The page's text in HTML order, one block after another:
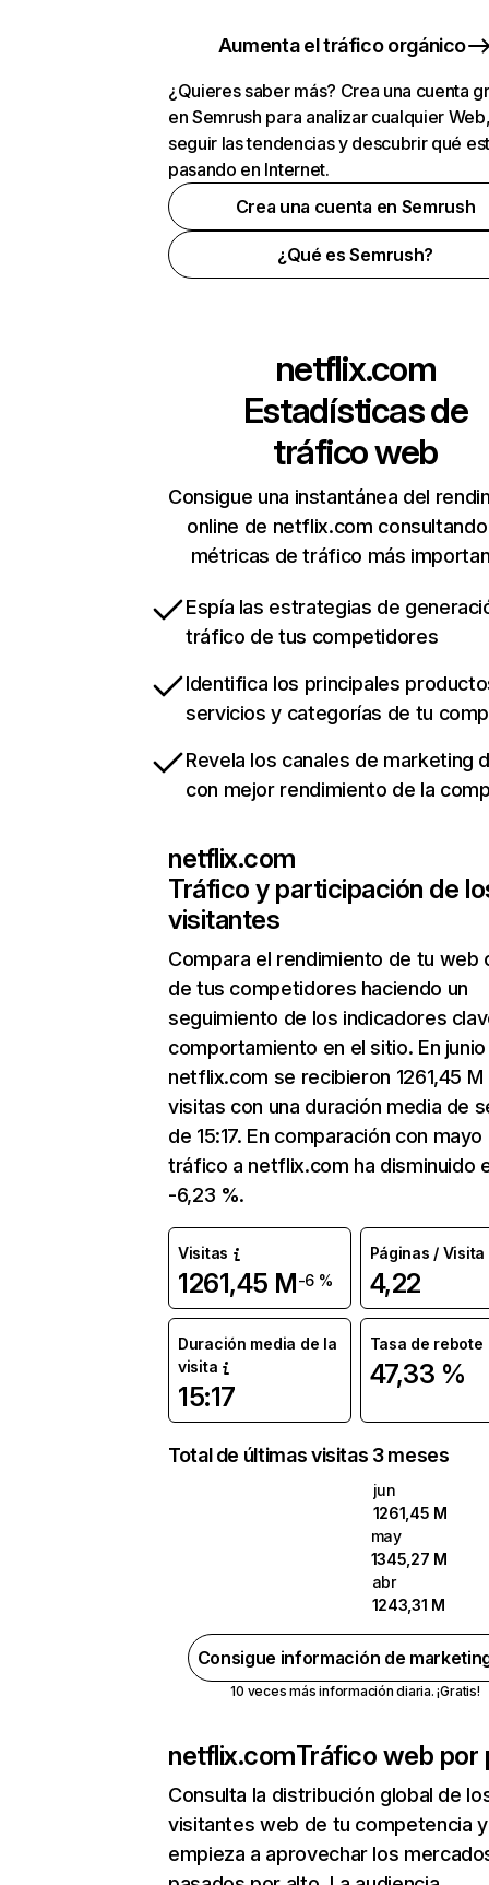
Aumenta el tráfico orgánico
¿Quieres saber más? Crea una cuenta
en Semrush para analizar cualquier
seguir las tendencias y descubrir qué
pasando en Internet.
Crea una cuenta en Semrush
¿Qué es Semrush?
netflix.com
Estadísticas de
tráfico web
Consigue una instantánea del
online de netflix.com
métricas de tráfico más
Espía las estrategias de
tráfico de tus competidores
Identifica los principales
servicios y categorías de tu
Revela los canales de marketing
con mejor rendimiento de la
netflix.com
Tráfico y participación de
visitantes
Compara el rendimiento de tu web
de tus competidores haciendo un
seguimiento de los indicadores
comportamiento en el sitio. En junio
netflix.com se recibieron 1261,45 M
visitas con una duración media de
de 15:17. En comparación con mayo
tráfico a netflix.com ha disminuido
-6,23 %.
Visitas
1261,45 M-6 %
Páginas / Visita
4,22
Duración media de la
visita
15:17
Tasa de rebote
47,33 %
Total de últimas visitas 3 meses
jun
1261,45 M
may
1345,27 M
abr
1243,31 M
Consigue información de
10 veces más información diaria. ¡Gratis!
netflix.comTráfico web por
Consulta la distribución global de
visitantes web de tu competencia y
empieza a aprovechar los